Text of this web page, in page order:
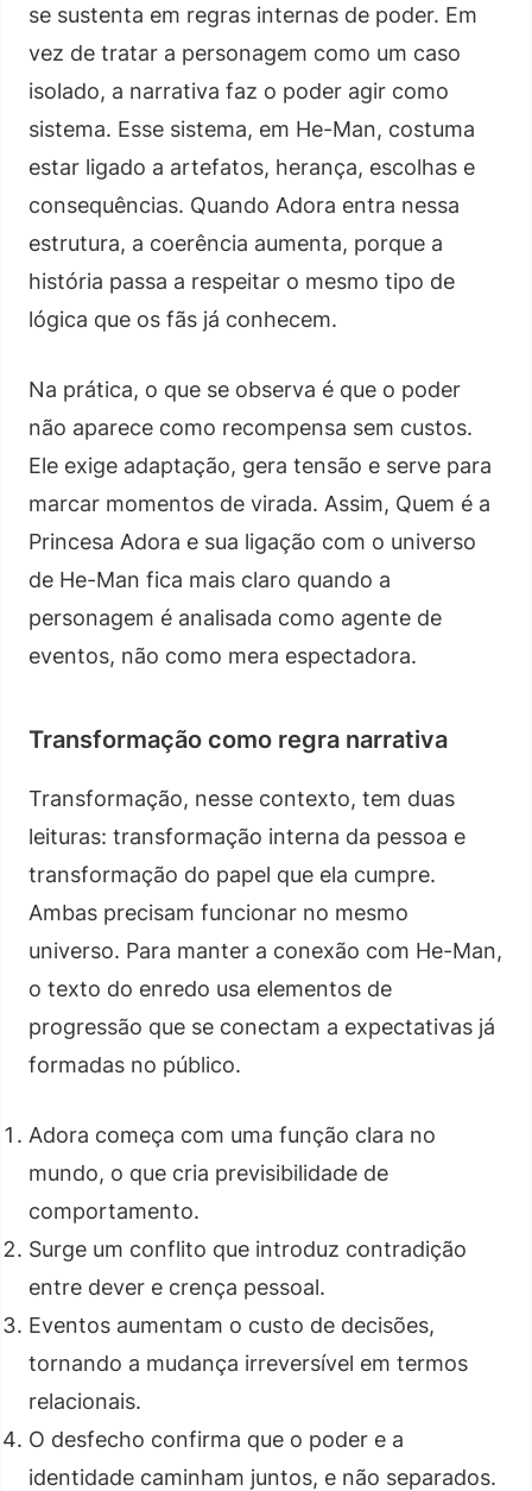
se sustenta em regras internas de poder. Em
vez de tratar a personagem como um caso
isolado, a narrativa faz o poder agir como
sistema. Esse sistema, em He-Man, costuma
estar ligado a artefatos, herança, escolhas e
consequências. Quando Adora entra nessa
estrutura, a coerência aumenta, porque a
história passa a respeitar o mesmo tipo de
lógica que os fãs já conhecem.
Na prática, o que se observa é que o poder
não aparece como recompensa sem custos.
Ele exige adaptação, gera tensão e serve para
marcar momentos de virada. Assim, Quem é a
Princesa Adora e sua ligação com o universo
de He-Man fica mais claro quando a
personagem é analisada como agente de
eventos, não como mera espectadora.
Transformação como regra narrativa
Transformação, nesse contexto, tem duas
leituras: transformação interna da pessoa e
transformação do papel que ela cumpre.
Ambas precisam funcionar no mesmo
universo. Para manter a conexão com He-Man,
o texto do enredo usa elementos de
progressão que se conectam a expectativas já
formadas no público.
Adora começa com uma função clara no
mundo, o que cria previsibilidade de
comportamento.
Surge um conflito que introduz contradição
entre dever e crença pessoal.
Eventos aumentam o custo de decisões,
tornando a mudança irreversível em termos
relacionais.
O desfecho confirma que o poder e a
identidade caminham juntos, e não separados.